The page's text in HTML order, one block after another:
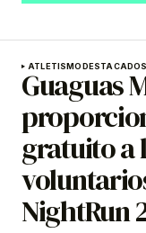
ATLETISMO
Guaguas
gratuito a
NightRun